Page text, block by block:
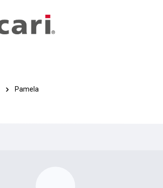
Pamela